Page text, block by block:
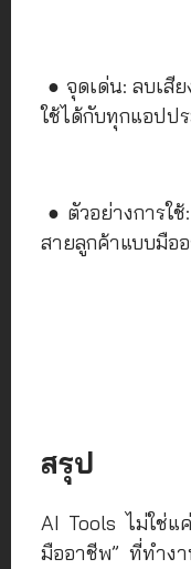
● จุดเด่น: ลบเสี
ใช้ได้กับทุกแอปป
● ตัวอย่างการใ
สายลูกค้าแบบมือ
สรุป
AI Tools ไม่ใช่แ
มืออาชีพ” ที่ทำง